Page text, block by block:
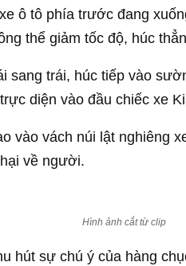
ô tô phía trước đang
thể giảm tốc độ, húc
sang trái, húc tiếp vào
diện vào đầu chiếc xe
vào vách núi lật nghiêng
về người.
Hình ảnh cắt từ clip
hút sự chú ý của hàng